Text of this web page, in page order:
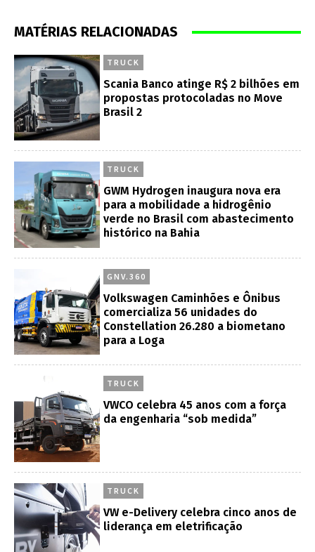
MATÉRIAS RELACIONADAS
TRUCK
Scania Banco atinge R$ 2 bilhões em
propostas protocoladas no Move
Brasil 2
TRUCK
GWM Hydrogen inaugura nova era
para a mobilidade a hidrogênio
verde no Brasil com abastecimento
histórico na Bahia
GNV.360
Volkswagen Caminhões e Ônibus
comercializa 56 unidades do
Constellation 26.280 a biometano
para a Loga
TRUCK
VWCO celebra 45 anos com a força
da engenharia “sob medida”
TRUCK
VW e-Delivery celebra cinco anos de
liderança em eletrificação